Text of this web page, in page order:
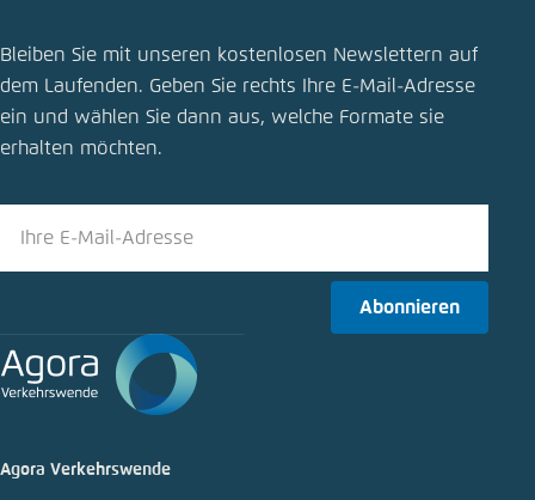
Projektstart: Bidirektionales Laden für den
Hochlauf der Elektromobilität
Schliessen
In die Zwischenablage kopieren
Bleiben Sie mit unseren kostenlosen Newslettern auf
dem Laufenden. Geben Sie rechts Ihre E-Mail-Adresse
ein und wählen Sie dann aus, welche Formate sie
erhalten möchten.
Abonnieren
Agora Verkehrswende